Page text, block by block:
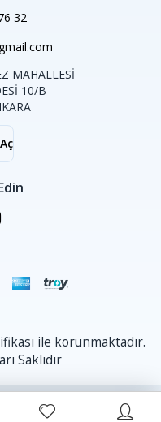
32
MAHALLESİ
10/B
ile korunmaktadır.
Saklıdır